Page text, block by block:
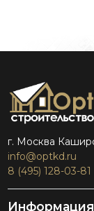
г. Москва
info@optkd.ru
8 (495) 128-03-81
Информация